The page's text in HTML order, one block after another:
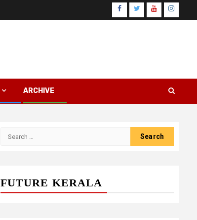
Facebook
TwitterYoutube
ARCHIVE
FUTURE KERALA